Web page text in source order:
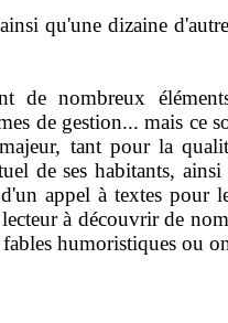
qu'une dizaine
de nombreux
de gestion... mais ce
tant pour la
de ses habitants,
appel à textes
à découvrir de
humoristiques ou